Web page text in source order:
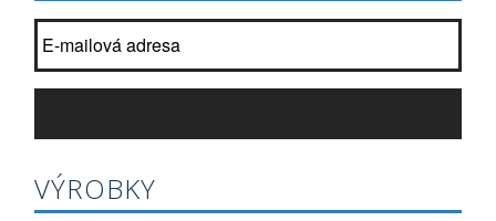
Připojte se k naší seznam bulletinu? *
VÝROBKY